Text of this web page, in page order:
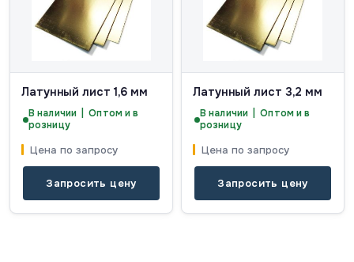
Латунный лист 1,6 мм
В наличии | Оптом и в
розницу
Цена по запросу
Запросить цену
Латунный лист 3,2 мм
В наличии | Оптом и в
розницу
Цена по запросу
Запросить цену